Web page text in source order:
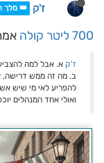
ז'ק 👑 מלך
700 ליטר קולה
ז'ק א. אבל למה
ב. מה זה ממש דרישה,
להפריע לאי מי שיש
ואולי אחד המנהלים